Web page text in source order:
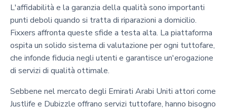
L'affidabilità e la garanzia della qualità sono importanti
punti deboli quando si tratta di riparazioni a domicilio.
Fixxers affronta queste sfide a testa alta. La piattaforma
ospita un solido sistema di valutazione per ogni tuttofare,
che infonde fiducia negli utenti e garantisce un'erogazione
di servizi di qualità ottimale.
Sebbene nel mercato degli Emirati Arabi Uniti attori come
Justlife e Dubizzle offrano servizi tuttofare, hanno bisogno